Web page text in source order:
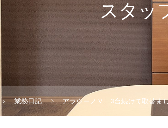
スタッ
業務日記 アラウーノＶ 3台続けて取替ま